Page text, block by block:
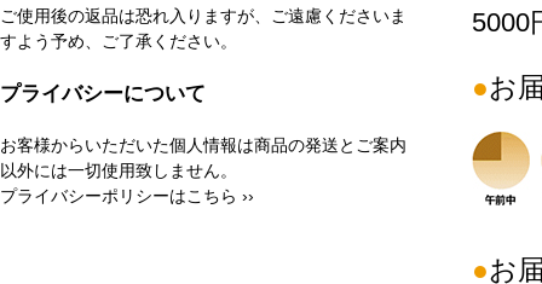
ご使用後の返品は恐れ入りますが、ご遠慮くださいま
すよう予め、ご了承ください。
プライバシーについて
お客様からいただいた個人情報は商品の発送とご案内
以外には一切使用致しません。
プライバシーポリシーはこちら ››
5000
お
お